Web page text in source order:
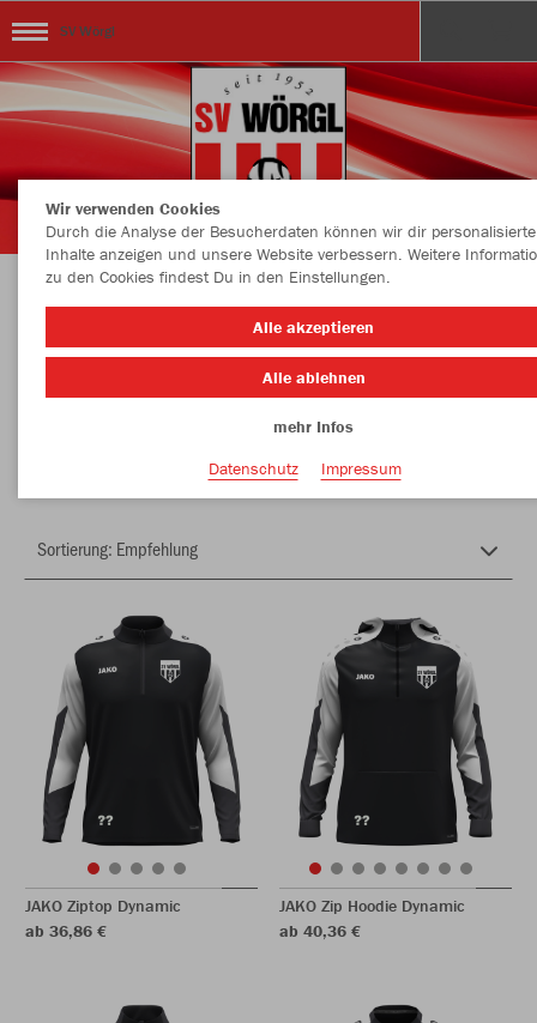
SV Wörgl
Herzlich Willkommen im SV Wörgl Teamshop
Hier findet ihr die aktuelle Teamkollektion
Farbe
JAKO Ziptop Dynamic
ab 36,86 €
JAKO Zip Hoodie Dynamic
ab 40,36 €
Wir verwenden Cookies
Durch die Analyse der Besucherdaten können wir dir personalisierte
Inhalte anzeigen und unsere Website verbessern. Weitere
zu den Cookies findest Du in den Einstellungen.
Alle akzeptieren
Alle ablehnen
mehr Infos
Datenschutz
Impressum